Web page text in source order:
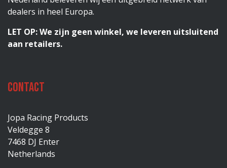
dealers in heel Europa.
LET OP: We zijn geen winkel, we leveren uitsluitend
aan retailers.
Contact
Jopa Racing Products
Veldegge 8
7468 DJ Enter
Netherlands